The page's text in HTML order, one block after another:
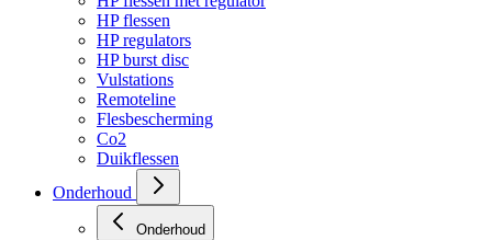
HP flessen
HP regulators
HP burst disc
Vulstations
Remoteline
Flesbescherming
Co2
Duikflessen
Onderhoud
Onderhoud